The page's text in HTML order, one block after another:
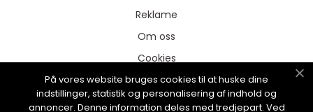
Reklame
Om oss
Cookies
Kontakt Oss
Sitemap
På vores website bruges cookies til at huske dine
indstillinger, statistik og personalisering af indhold og
annoncer. Denne information deles med tredjepart. Ved